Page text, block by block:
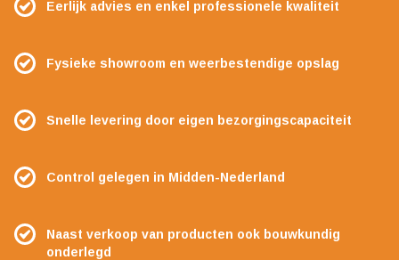
Eerlijk advies en enkel professionele kwaliteit
Fysieke showroom en weerbestendige opslag
Snelle levering door eigen bezorgingscapaciteit
Control gelegen in Midden-Nederland
Naast verkoop van producten ook bouwkundig
onderlegd